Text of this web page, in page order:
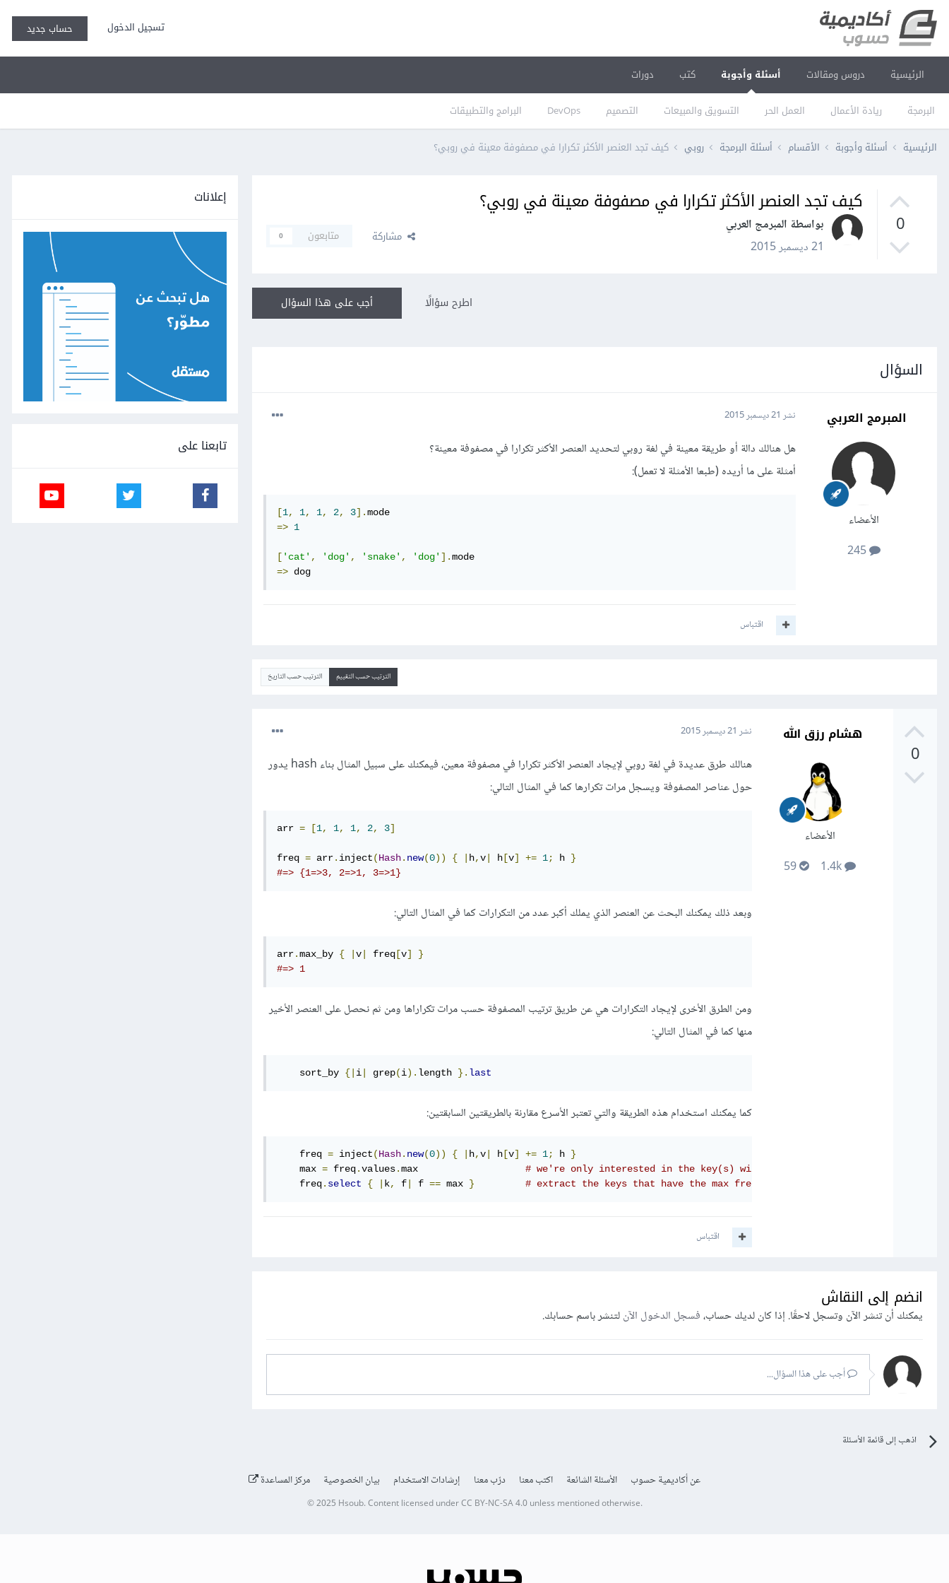
تسجيل الدخول حساب جديد
الرئيسية دروس ومقالات أسئلة وأجوبة
البرمجة ريادة الأعمال العمل الحر التسويق والمبيعات التصميم DevOps البرامج والتطبيقات
كتب دورات
الرئيسية أسئلة وأجوبة الأقسام أسئلة البرمجة روبي كيف تجد العنصر الأكثر تكرارا في مصفوفة معينة في روبي؟
0
كيف تجد العنصر الأكثر تكرارا في مصفوفة معينة في روبي؟
بواسطة المبرمج العربي
21 ديسمبر 2015
مشاركة متابعون 0
أجب على هذا السؤال اطرح سؤالًا
السؤال
المبرمج العربي
الأعضاء
245
نشر 21 ديسمبر 2015
هل هنالك دالة أو طريقة معينة في لغة روبي لتحديد العنصر الأكثر تكرارا في مصفوفة معينة؟
أمثلة على ما أريده (طبعا الأمثلة لا تعمل):
[1, 1, 1, 2, 3].
=> 1
[ 'cat' , 'dog' , 'snake' , 'dog' ].
=> dog
اقتباس
الترتيب حسب التقييم الترتيب حسب التاريخ
0
هشام رزق الله
الأعضاء
نشر 21 ديسمبر 2015
هنالك طرق عديدة في لغة روبي لإيجاد العنصر الأكثر تكرارا في مصفوفة معين، فيمكنك على سبيل المثال بناء hash يدور
حول عناصر المصفوفة ويسجل مرات تكرارها كما في المثال التالي:
arr = [1, 1, 1, 2, 3]
freq = arr. inject(Hash. new(0)) { h,v h [v] += 1; h }
#=> {1=>3, 2=>1, 3=>1}
وبعد ذلك يمكنك البحث عن العنصر الذي يملك أكبر عدد من التكرارات كما في المثال التالي:
arr.max_by { v freq [v]
}
#=> 1
ومن الطرق الأخرى لإيجاد التكرارات هي عن طريق ترتيب المصفوفة حسب مرات تكراراها ومن ثم نحصل على العنصر الأخير
منها كما في المثال التالي:
    sort_by
{| i grep(i). length }. last
كما يمكنك استخدام هذه الطريقة والتي تعتبر الأسرع مقارنة بالطريقتين السابقتين:
    freq
= inject(Hash. new(0)) { h,v h [v] += 1; h }
    max
= freq.values.max # we're only interested in the key(s) with the highest frequency
    freq
. select { k, f f == max } # extract the keys that have the max frequency
اقتباس
انضم إلى النقاش
يمكنك أن تنشر الآن وتسجل لاحقًا. إذا كان لديك حساب،فسجل الدخول الآنلتنشر باسم حسابك.
أجب على هذا السؤال...
اذهب إلى قائمة الأسئلة
إعلانات
تابعنا على
عن أكاديمية حسوب الأسئلة الشائعة اكتب معنا درّب معنا إرشادات الاستخدام بيان الخصوصية مركز المساعدة
© 2025 Hsoub.Content licensed underCC BY-NC-SA 4.0unless mentioned otherwise.